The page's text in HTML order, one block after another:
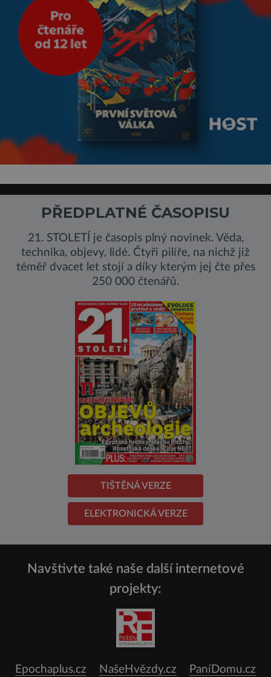
PŘEDPLATNÉ ČASOPISU
21. STOLETÍ je časopis plný novinek. Věda,
technika, objevy, lidé. Čtyři pilíře, na nichž již
téměř dvacet let stojí a díky kterým jej čte přes
250 000 čtenářů.
TIŠTĚNÁ VERZE
ELEKTRONICKÁ VERZE
Navštivte také naše další internetové
projekty:
Epochaplus.cz NašeHvězdy.cz PaníDomu.cz